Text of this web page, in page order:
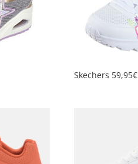
Skechers 59,95€